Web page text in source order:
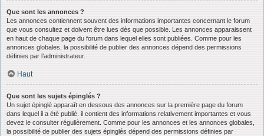
Que sont les annonces ?
Les annonces contiennent souvent des informations importantes concernant le forum
que vous consultez et doivent être lues dès que possible. Les annonces apparaissent
en haut de chaque page du forum dans lequel elles sont publiées. Comme pour les
annonces globales, la possibilité de publier des annonces dépend des permissions
définies par l’administrateur.
Haut
Que sont les sujets épinglés ?
Un sujet épinglé apparaît en dessous des annonces sur la première page du forum
dans lequel il a été publié. il contient des informations relativement importantes et vous
devez le consulter régulièrement. Comme pour les annonces et les annonces globales,
la possibilité de publier des sujets épinglés dépend des permissions définies par